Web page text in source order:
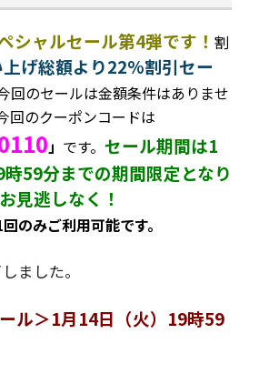
シャルセール第4弾です！ 割
げ総額より22%割引セー
回のセールは金額条件はありませ
回のクーポンコードは
」 です。 セール期間は1
59分までの期間限定となり
見逃しなく！
のみご利用可能です。
ました。
ル＞1月14日（火）19時59